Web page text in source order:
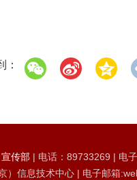
：
宣传部 | 电话：89733269 | 电
）信息技术中心 | 电子邮箱